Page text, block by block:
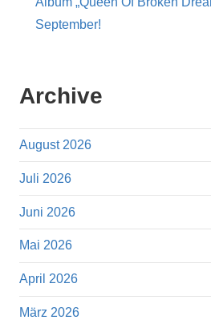
September!
Archive
August 2026
Juli 2026
Juni 2026
Mai 2026
April 2026
März 2026